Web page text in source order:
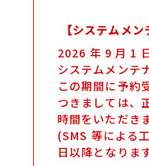
【システムメ
2026 年 9 月 1
システムメンテ
この期間に予約
つきましては、
時間をいただきま
(SMS 等による
日以降となりま